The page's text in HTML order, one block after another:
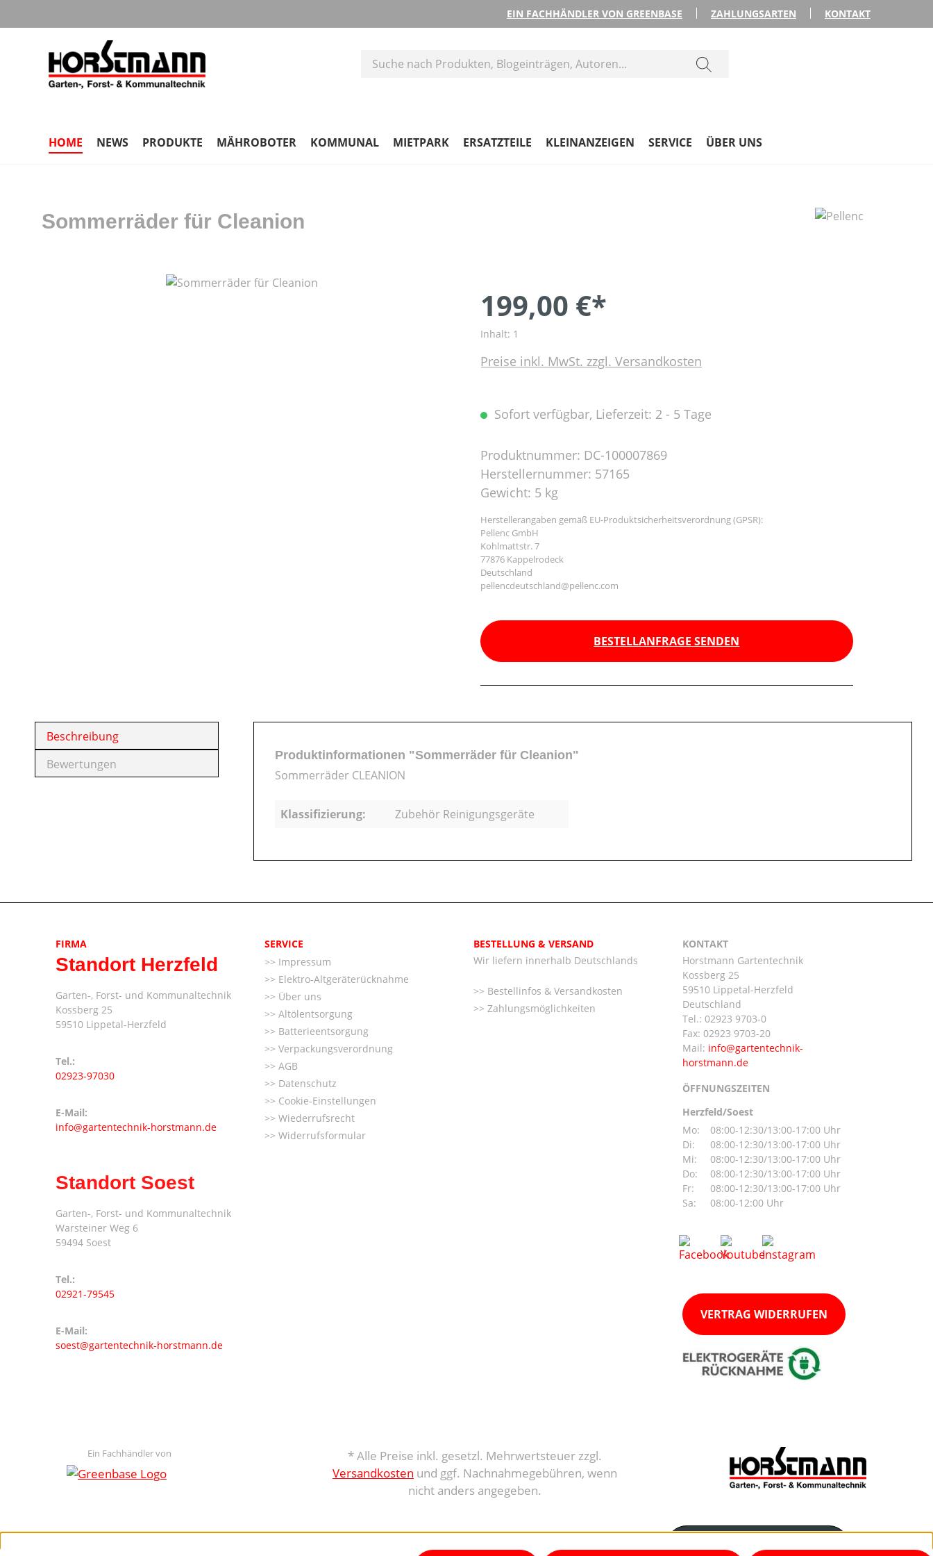
EIN FACHHÄNDLER VON GREENBASE ZAHLUNGSARTEN KONTAKT
HOME NEWS PRODUKTE MÄHROBOTER KOMMUNAL MIETPARK ERSATZTEILE KLEINANZEIGEN SERVICE ÜBER UNS
Sommerräder für Cleanion
Bildergalerie überspringen
199,00 €*
Inhalt: 1
Preise inkl. MwSt. zzgl. Versandkosten
Sofort verfügbar, Lieferzeit: 2 - 5 Tage
Produktnummer: DC-100007869
Herstellernummer: 57165
Gewicht: 5 kg
Herstellerangaben gemäß EU-Produktsicherheitsverordnung (GPSR):
Pellenc GmbH
Kohlmattstr. 7
77876 Kappelrodeck
Deutschland
pellencdeutschland@pellenc.com
BESTELLANFRAGE SENDEN
Beschreibung
Bewertungen
Produktinformationen "Sommerräder für Cleanion"
Sommerräder CLEANION
Klassifizierung: Zubehör Reinigungsgeräte
FIRMA
Standort Herzfeld
Garten-, Forst- und Kommunaltechnik
Kossberg 25
59510 Lippetal-Herzfeld
Tel.:
02923-97030
E-Mail:
info@gartentechnik-horstmann.de
Standort Soest
Garten-, Forst- und Kommunaltechnik
Warsteiner Weg 6
59494 Soest
Tel.:
02921-79545
E-Mail:
soest@gartentechnik-horstmann.de
SERVICE
Impressum
Elektro-Altgeräterücknahme
Über uns
Altölentsorgung
Batterieentsorgung
Verpackungsverordnung
AGB
Datenschutz
Cookie-Einstellungen
Wiederrufsrecht
Widerrufsformular
BESTELLUNG & VERSAND
Wir liefern innerhalb Deutschlands
Bestellinfos & Versandkosten
Zahlungsmöglichkeiten
KONTAKT
Horstmann Gartentechnik
Kossberg 25
59510 Lippetal-Herzfeld
Deutschland
Tel.: 02923 9703-0
Fax: 02923 9703-20
Mail:
ÖFFNUNGSZEITEN
Herzfeld/Soest
Mo:
08:00-12:30/13:00-17:00 Uhr
Di:
08:00-12:30/13:00-17:00 Uhr
Mi:
08:00-12:30/13:00-17:00 Uhr
Do:
08:00-12:30/13:00-17:00 Uhr
Fr:
08:00-12:30/13:00-17:00 Uhr
Sa:
08:00-12:00 Uhr
VERTRAG WIDERRUFEN
Ein Fachhändler von
* Alle Preise inkl. gesetzl. Mehrwertsteuer zzgl.
Versandkosten und ggf. Nachnahmegebühren, wenn
nicht anders angegeben.